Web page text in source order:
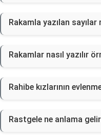
Rakamla yazılan sayılar
Rakamlar nasıl yazılır
Rahibe kızlarının
Rastgele ne anlama